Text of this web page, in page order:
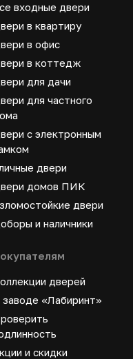
входные двери
в квартиру
в офис
в коттедж
для дачи
для частного
с электронным
двери
домов ПИК
двери
и наличники
дверей
«Лабиринт»
и скидки